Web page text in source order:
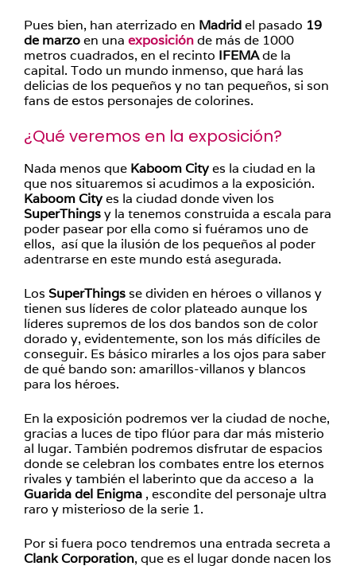
Pues bien, han aterrizado en Madridel pasado 19
de marzoen una exposiciónde más de 1000
metros cuadrados, en el recinto IFEMAde la
capital. Todo un mundo inmenso, que hará las
delicias de los pequeños y no tan pequeños, si son
fans de estos personajes de colorines.
¿Qué veremos en la exposición?
Nada menos que Kaboom Cityes la ciudad en la
que nos situaremos si acudimos a la exposición.
Kaboom Cityes la ciudad donde viven los
SuperThingsy la tenemos construida a escala para
poder pasear por ella como si fuéramos uno de
ellos, así que la ilusión de los pequeños al poder
adentrarse en este mundo está asegurada.
Los SuperThingsse dividen en héroes o villanos y
tienen sus líderes de color plateado aunque los
líderes supremos de los dos bandos son de color
dorado y, evidentemente, son los más difíciles de
conseguir. Es básico mirarles a los ojos para saber
de qué bando son: amarillos-villanos y blancos
para los héroes.
En la exposición podremos ver la ciudad de noche,
gracias a luces de tipo flúor para dar más misterio
al lugar. También podremos disfrutar de espacios
donde se celebran los combates entre los eternos
rivales y también el laberinto que da acceso a la
Guarida del Enigma , escondite del personaje ultra
raro y misterioso de la serie 1.
Por si fuera poco tendremos una entrada secreta a
Clank Corporation, que es el lugar donde nacen los